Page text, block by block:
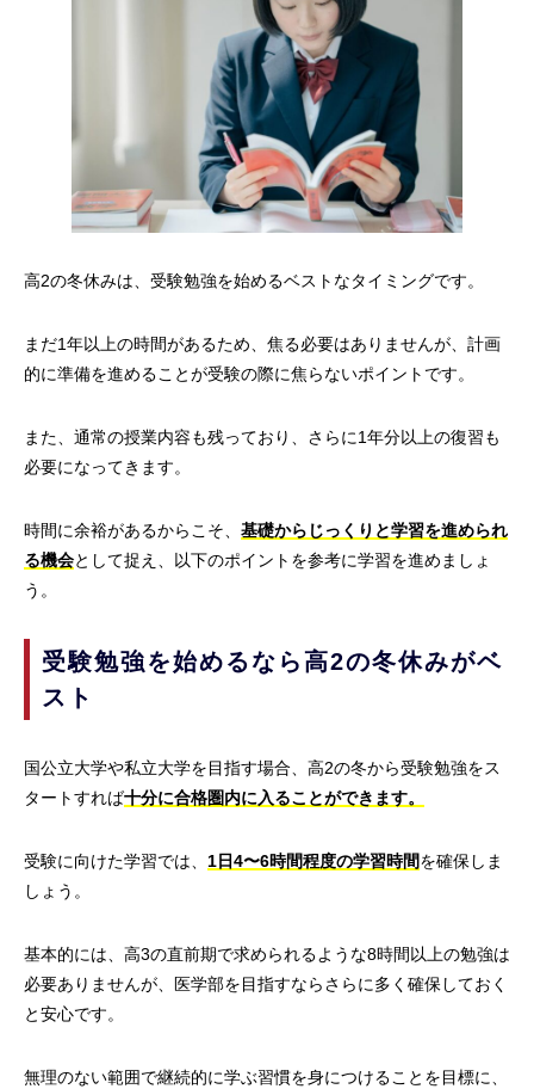
高2の冬休みは、受験勉強を始めるベストなタイミングです。
まだ1年以上の時間があるため、焦る必要はありませんが、計画
的に準備を進めることが受験の際に焦らないポイントです。
また、通常の授業内容も残っており、さらに1年分以上の復習も
必要になってきます。
時間に余裕があるからこそ、 基礎からじっくりと学習を進められ
る機会として捉え、以下のポイントを参考に学習を進めましょ
う。
受験勉強を始めるなら高2の冬休みがベ
スト
国公立大学や私立大学を目指す場合、高2の冬から受験勉強をス
タートすれば十分に合格圏内に入ることができます。
受験に向けた学習では、 1日4〜6時間程度の学習時間を確保しま
しょう。
基本的には、高3の直前期で求められるような8時間以上の勉強は
必要ありませんが、医学部を目指すならさらに多く確保しておく
と安心です。
無理のない範囲で継続的に学ぶ習慣を身につけることを目標に、